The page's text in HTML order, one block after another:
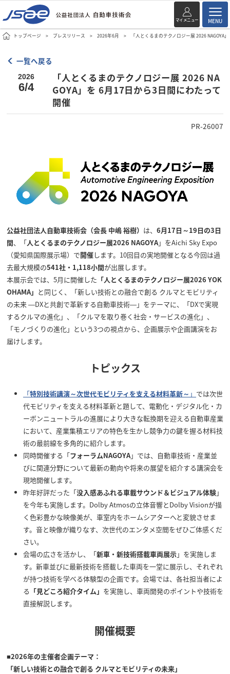
マイメニュー MENU
トップページ プレスリリース 2026年6月 「人とくるまのテクノロジー展 2026 NAGOYA
一覧へ戻る
「人とくるまのテクノロジー展 2026 NA
GOYA」を 6月17日から3日間にわたって
開催
2026
6/4
PR-26007
公益社団法人自動車技術会（会長 中嶋 裕樹） は、 6月17日～19日の3日
間、「人とくるまのテクノロジー展2026 NAGOYA」をAichi Sky Expo
（愛知県国際展示場）で開催します。10回目の実地開催となる今回は過
去最大規模の541社・1,118小間が出展します。
本展示会では、5月に開催した 「人とくるまのテクノロジー展2026 YOK
OHAMA」 と同じく、「新しい技術との融合で創る クルマとモビリティ
の未来 ―DXと共創で革新する自動車技術―」をテーマに、「DXで実現
するクルマの進化」、「クルマを取り巻く社会・サービスの進化」、
「モノづくりの進化」という3つの視点から、企画展示や企画講演をお
届けします。
トピックス
「特別技術講演～次世代モビリティを支える材料革新～ 」 では次世
代モビリティを支える材料革新と題して、電動化・デジタル化・カ
ーボンニュートラルの進展により大きな転換期を迎える自動車産業
において、産業集積エリアの特色を生かし競争力の鍵を握る材料技
術の最前線を多角的に紹介します。
同時開催する「フォーラムNAGOYA」では、自動車技術・産業並
びに関連分野について最新の動向や将来の展望を紹介する講演会を
現地開催します。
昨年好評だった「没入感あふれる車載サウンド＆ビジュアル体験」
を今年も実施します。Dolby Atmosの立体音響とDolby Visionが描
く色彩豊かな映像美が、車室内をホームシアターへと変貌させま
す。音と映像が織りなす、次世代のエンタメ空間をぜひご体感くだ
さい。
会場の広さを活かし、「新車・新技術搭載車両展示」を実施しま
す。新車並びに最新技術を搭載した車両を一堂に展示し、それぞれ
が持つ技術を学べる体験型の企画です。会場では、各社担当者によ
る 「見どころ紹介タイム」 を実施し、車両開発のポイントや技術を
直接解説します。
開催概要
■2026年の主催者企画テーマ：
「新しい技術との融合で創る クルマとモビリティの未来」